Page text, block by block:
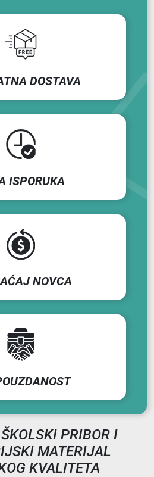
DOSTAVA
ISPORUKA
NOVCA
PRIBOR I
MATERIJAL
KVALITETA